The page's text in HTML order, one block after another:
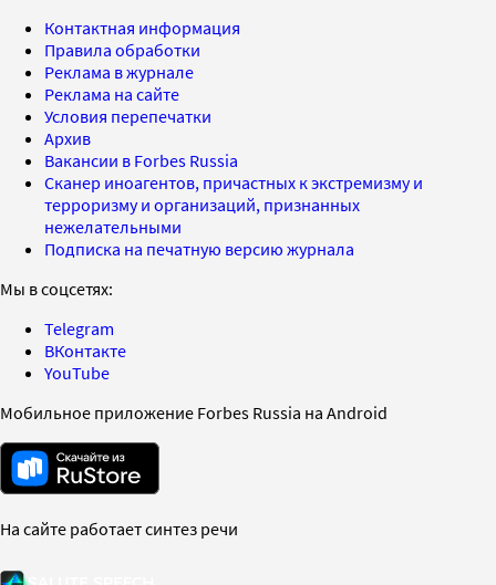
Контактная информация
Правила обработки
Реклама в журнале
Реклама на сайте
Условия перепечатки
Архив
Вакансии в Forbes Russia
Сканер иноагентов, причастных к экстремизму и
терроризму и организаций, признанных
нежелательными
Подписка на печатную версию журнала
Мы в соцсетях:
Telegram
ВКонтакте
YouTube
Мобильное приложение Forbes Russia на Android
На сайте работает синтез речи